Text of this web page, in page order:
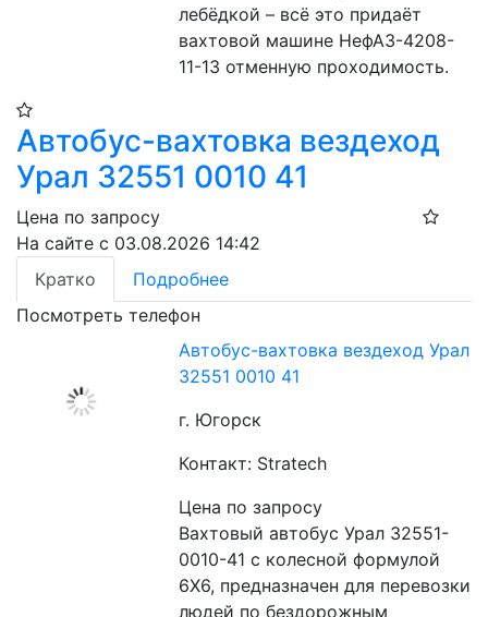
лебёдкой – всё это придаёт
вахтовой машине НефАЗ-4208-
11-13 отменную проходимость.
Автобус-вахтовка вездеход
Урал 32551 0010 41
Цена по запросу
На сайте с 03.08.2026 14:42
Кратко
Подробнее
Посмотреть телефон
Автобус-вахтовка вездеход Урал
32551 0010 41
г. Югорск
Контакт: Stratech
Цена по запросу
Вахтовый автобус Урал 32551-
0010-41 с колесной формулой
6X6, предназначен для перевозки
людей по бездорожным